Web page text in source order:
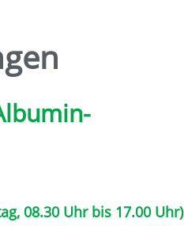
08.30 Uhr bis 17.00 Uhr)